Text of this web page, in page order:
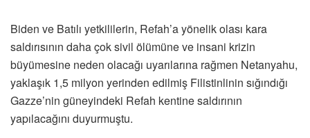
Biden ve Batılı yetkililerin, Refah’a yönelik olası kara
saldırısının daha çok sivil ölümüne ve insani krizin
büyümesine neden olacağı uyarılarına rağmen Netanyahu,
yaklaşık 1,5 milyon yerinden edilmiş Filistinlinin sığındığı
Gazze’nin güneyindeki Refah kentine saldırının
yapılacağını duyurmuştu.